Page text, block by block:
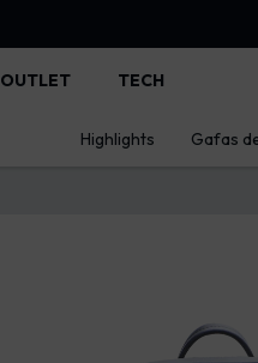
OUTLET TECH
Highlights Gafas